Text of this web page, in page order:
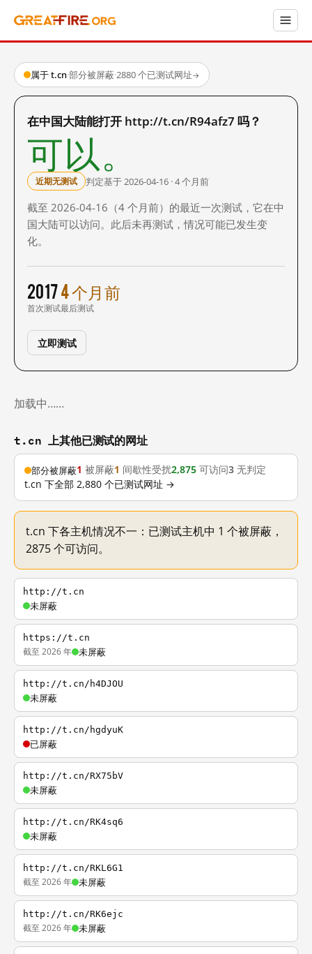
属于 t.cn·部分被屏蔽·2880 个已测试网址→
在中国大陆能打开 http://t.cn/R94afz7 吗？
可以。
近期无测试 判定基于 2026-04-16 · 4 个月前
截至 2026-04-16（4 个月前）的最近一次测试，它在中
国大陆可以访问。此后未再测试，情况可能已发生变
化。
2017
首次测试
4 个月前
最后测试
立即测试
加载中……
t.cn 上其他已测试的网址
部分被屏蔽1 被屏蔽1 间歇性受扰2,875 可访问3 无判定
t.cn 下全部 2,880 个已测试网址 →
t.cn 下各主机情况不一：已测试主机中 1 个被屏蔽，
2875 个可访问。
http://t.cn
未屏蔽
https://t.cn
截至 2026 年 未屏蔽
http://t.cn/h4DJOU
未屏蔽
http://t.cn/hgdyuK
已屏蔽
http://t.cn/RX75bV
未屏蔽
http://t.cn/RK4sq6
未屏蔽
http://t.cn/RKL6G1
截至 2026 年 未屏蔽
http://t.cn/RK6ejc
截至 2026 年 未屏蔽